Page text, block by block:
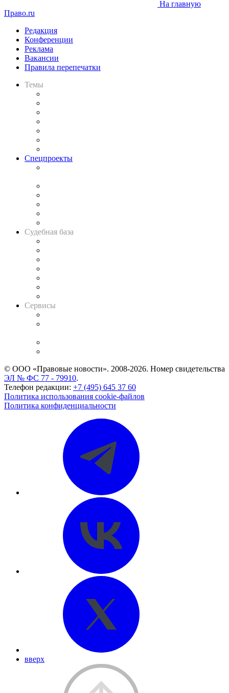
На главную
Право.ru
Редакция
Конференции
Реклама
Вакансии
Правила перепечатки
Темы
Спецпроекты
Судебная база
Сервисы
© ООО «Правовые новости». 2008-2026. Номер свидетельства
ЭЛ № ФС 77 - 79910.
Телефон редакции: +7 (495) 645 37 60
Политика использования cookie-файлов
Политика конфиденциальности
вверх